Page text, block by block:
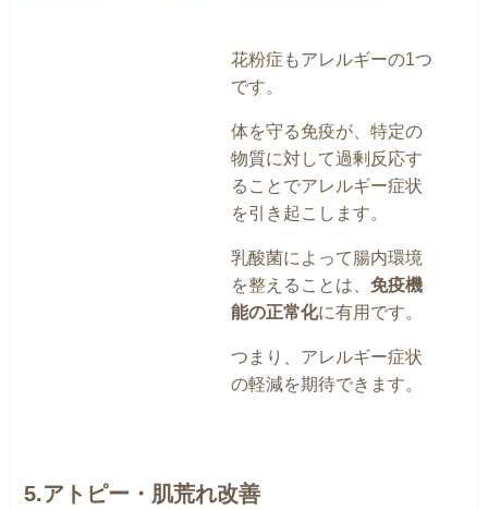
花粉症もアレルギーの1つ
です。
体を守る免疫が、特定の
物質に対して過剰反応す
ることでアレルギー症状
を引き起こします。
乳酸菌によって腸内環境
を整えることは、 免疫機
能の正常化に有用です。
つまり、アレルギー症状
の軽減を期待できます。
5.アトピー・肌荒れ改善